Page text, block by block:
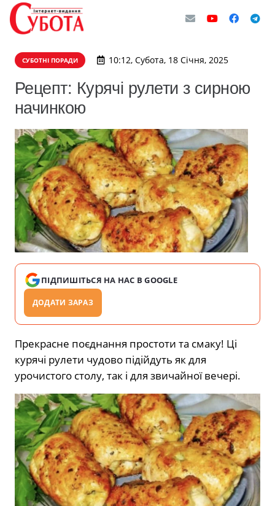
СУБОТНІ ПОРАДИ 10:12, Субота, 18 Січня, 2025
Рецепт: Курячі рулети з сирною
начинкою
ПІДПИШІТЬСЯ НА НАС В GOOGLE
ДОДАТИ ЗАРАЗ
Прекрасне поєднання простоти та смаку! Ці
курячі рулети чудово підійдуть як для
урочистого столу, так і для звичайної вечері.